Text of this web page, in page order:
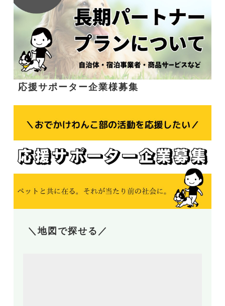
応援サポーター企業様募集
＼地図で探せる／